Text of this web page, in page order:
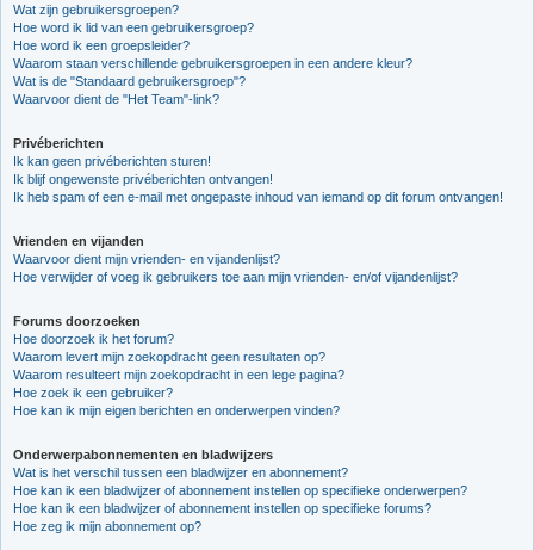
Wat zijn gebruikersgroepen?
Hoe word ik lid van een gebruikersgroep?
Hoe word ik een groepsleider?
Waarom staan verschillende gebruikersgroepen in een andere kleur?
Wat is de "Standaard gebruikersgroep"?
Waarvoor dient de "Het Team"-link?
Privéberichten
Ik kan geen privéberichten sturen!
Ik blijf ongewenste privéberichten ontvangen!
Ik heb spam of een e-mail met ongepaste inhoud van iemand op dit forum ontvangen!
Vrienden en vijanden
Waarvoor dient mijn vrienden- en vijandenlijst?
Hoe verwijder of voeg ik gebruikers toe aan mijn vrienden- en/of vijandenlijst?
Forums doorzoeken
Hoe doorzoek ik het forum?
Waarom levert mijn zoekopdracht geen resultaten op?
Waarom resulteert mijn zoekopdracht in een lege pagina?
Hoe zoek ik een gebruiker?
Hoe kan ik mijn eigen berichten en onderwerpen vinden?
Onderwerpabonnementen en bladwijzers
Wat is het verschil tussen een bladwijzer en abonnement?
Hoe kan ik een bladwijzer of abonnement instellen op specifieke onderwerpen?
Hoe kan ik een bladwijzer of abonnement instellen op specifieke forums?
Hoe zeg ik mijn abonnement op?